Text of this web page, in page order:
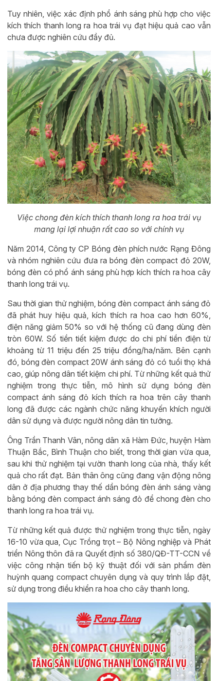
Tuy nhiên, việc xác định phổ ánh sáng phù hợp cho việc
kích thích thanh long ra hoa trái vụ đạt hiệu quả cao vẫn
chưa được nghiên cứu đầy đủ.
Việc chong đèn kích thích thanh long ra hoa trái vụ
mang lại lợi nhuận rất cao so với chính vụ
Năm 2014, Công ty CP Bóng đèn phích nước Rạng Đông
và nhóm nghiên cứu đưa ra bóng đèn compact đỏ 20W,
bóng đèn có phổ ánh sáng phù hợp kích thích ra hoa cây
thanh long trái vụ.
Sau thời gian thử nghiệm, bóng đèn compact ánh sáng đỏ
đã phát huy hiệu quả, kích thích ra hoa cao hơn 60%,
điện năng giảm 50% so với hệ thống cũ đang dùng đèn
tròn 60W. Số tiền tiết kiệm được do chi phí tiền điện từ
khoảng từ 11 triệu đến 25 triệu đồng/ha/năm. Bên cạnh
đó, bóng đèn compact 20W ánh sáng đỏ có tuổi thọ khá
cao, giúp nông dân tiết kiệm chi phí. Từ những kết quả thử
nghiệm trong thực tiễn, mô hình sử dụng bóng đèn
compact ánh sáng đỏ kích thích ra hoa trên cây thanh
long đã được các ngành chức năng khuyến khích người
dân sử dụng và được người nông dân tin tưởng.
Ông Trần Thanh Vân, nông dân xã Hàm Đức, huyện Hàm
Thuận Bắc, Bình Thuận cho biết, trong thời gian vừa qua,
sau khi thử nghiệm tại vườn thanh long của nhà, thấy kết
quả cho rất đạt. Bản thân ông cũng đang vận động nông
dân ở địa phương thay thế dần bóng đèn ánh sáng vàng
bằng bóng đèn compact ánh sáng đỏ để chong đèn cho
thanh long ra hoa trái vụ.
Từ những kết quả được thử nghiệm trong thực tiễn, ngày
16-10 vừa qua, Cục Trồng trọt – Bộ Nông nghiệp và Phát
triển Nông thôn đã ra Quyết định số 380/QĐ-TT-CCN về
việc công nhận tiến bộ kỹ thuật đối với sản phẩm đèn
huỳnh quang compact chuyên dụng và quy trình lắp đặt,
sử dụng trong điều khiển ra hoa cho cây thanh long.